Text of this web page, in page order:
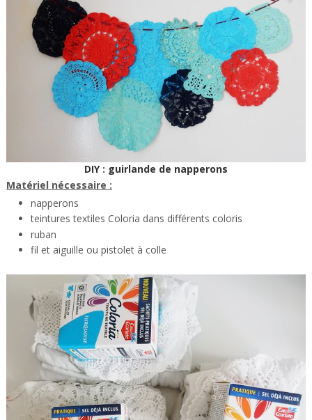
DIY : guirlande de napperons
Matériel nécessaire :
napperons
teintures textiles Coloria dans différents coloris
ruban
fil et aiguille ou pistolet à colle